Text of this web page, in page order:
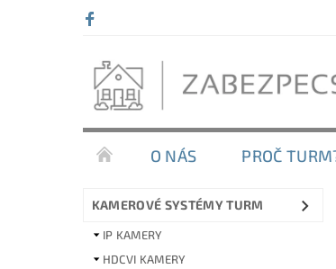
O NÁS PROČ
KAMEROVÉ SYSTÉMY TURM
IP KAMERY
HDCVI KAMERY